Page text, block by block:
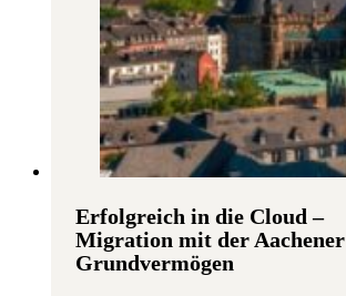
Erfolgreich in die Cloud –
Migration mit der Aachener
Grundvermögen